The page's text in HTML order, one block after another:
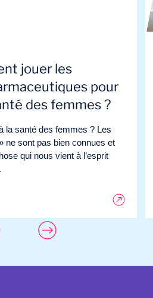
jouer les
pour
des femmes ?
la santé des femmes ? Les
ne sont pas bien connues et
qui nous vient à l’esprit